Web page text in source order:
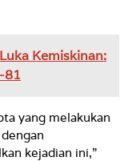
Kemiskinan:
81
yang melakukan
kejadian ini,”